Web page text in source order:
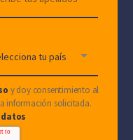
y doy consentimiento al
información solicitada.